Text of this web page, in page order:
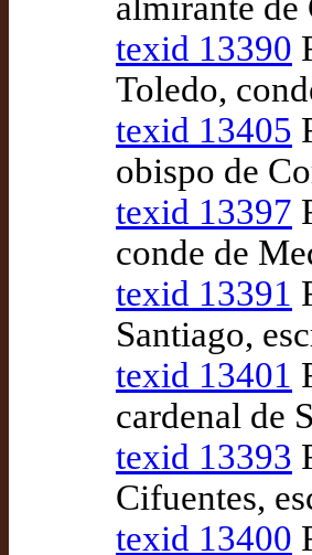
texid 13390
Toledo,
texid 13405
obispo de
texid 13397
conde de
texid 13391
Santiago,
texid 13401
cardenal de
texid 13393
Cifuentes,
texid 13400